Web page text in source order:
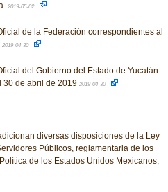
2019-05-02
de la Federación correspondientes al
2019-04-30
del Gobierno del Estado de Yucatán
30 de abril de 2019 2019-04-30
diversas disposiciones de la Ley
Públicos, reglamentaria de los
de los Estados Unidos Mexicanos,